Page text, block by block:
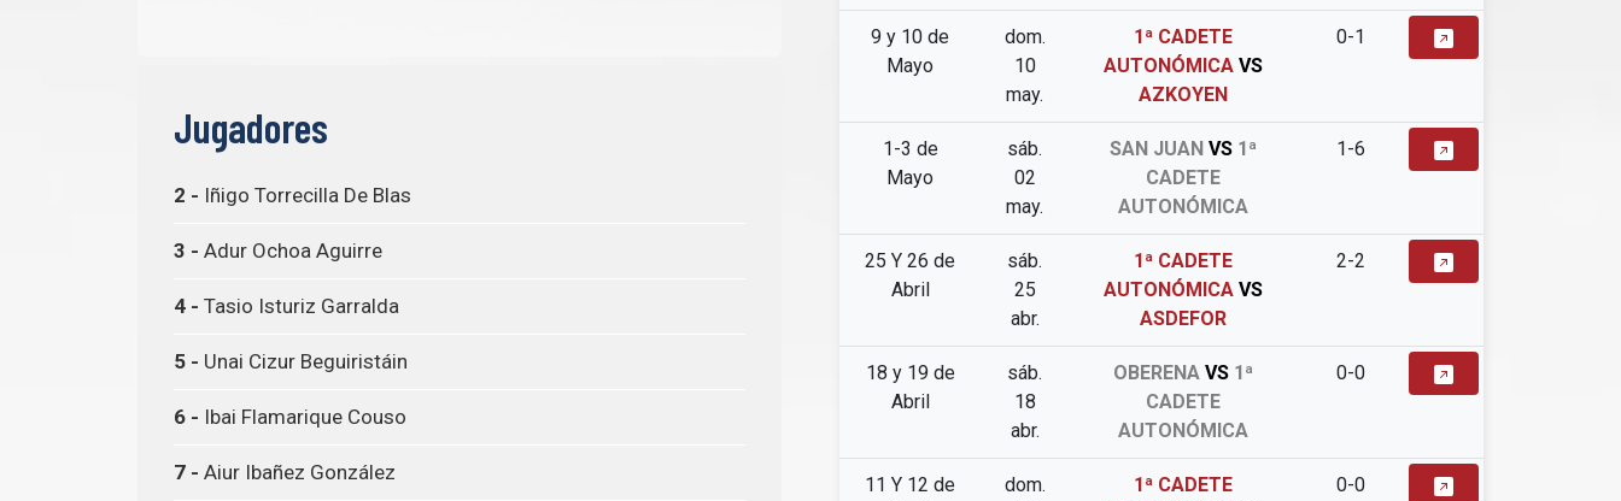
Jugadores
2 - Iñigo Torrecilla De Blas
3 - Adur Ochoa Aguirre
4 - Tasio Isturiz Garralda
5 - Unai Cizur Beguiristáin
6 - Ibai Flamarique Couso
7 - Aiur Ibañez González
9 y 10 de
Mayo
dom.
10
may.
1ª CADETE
AUTONÓMICA VS
AZKOYEN
0-1
1-3 de
Mayo
sáb.
02
may.
SAN JUAN VS 1ª
CADETE
AUTONÓMICA
1-6
25 Y 26 de
Abril
sáb.
25
abr.
1ª CADETE
AUTONÓMICA VS
ASDEFOR
2-2
18 y 19 de
Abril
sáb.
18
abr.
OBERENA VS 1ª
CADETE
AUTONÓMICA
0-0
11 Y 12 de
dom.
1ª CADETE
0-0